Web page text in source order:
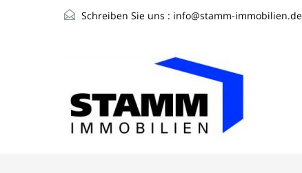
Schreiben Sie uns : info@stamm-immobilien.de